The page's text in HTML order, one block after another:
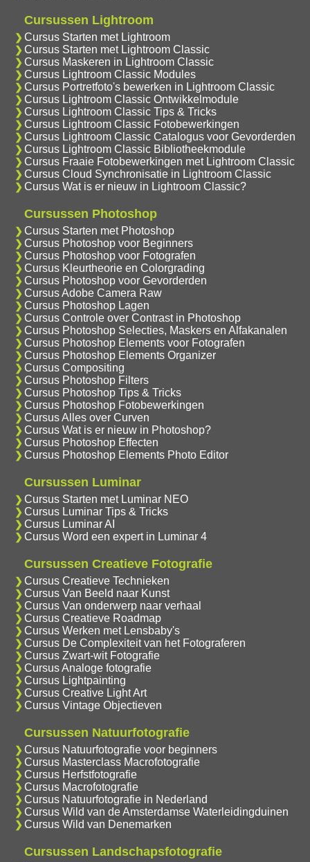
Cursussen Lightroom
Cursus Starten met Lightroom
Cursus Starten met Lightroom Classic
Cursus Maskeren in Lightroom Classic
Cursus Lightroom Classic Modules
Cursus Portretfoto's bewerken in Lightroom Classic
Cursus Lightroom Classic Ontwikkelmodule
Cursus Lightroom Classic Tips & Tricks
Cursus Lightroom Classic Fotobewerkingen
Cursus Lightroom Classic Catalogus voor Gevorderden
Cursus Lightroom Classic Bibliotheekmodule
Cursus Fraaie Fotobewerkingen met Lightroom Classic
Cursus Cloud Synchronisatie in Lightroom Classic
Cursus Wat is er nieuw in Lightroom Classic?
Cursussen Photoshop
Cursus Starten met Photoshop
Cursus Photoshop voor Beginners
Cursus Photoshop voor Fotografen
Cursus Kleurtheorie en Colorgrading
Cursus Photoshop voor Gevorderden
Cursus Adobe Camera Raw
Cursus Photoshop Lagen
Cursus Controle over Contrast in Photoshop
Cursus Photoshop Selecties, Maskers en Alfakanalen
Cursus Photoshop Elements voor Fotografen
Cursus Photoshop Elements Organizer
Cursus Compositing
Cursus Photoshop Filters
Cursus Photoshop Tips & Tricks
Cursus Photoshop Fotobewerkingen
Cursus Alles over Curven
Cursus Wat is er nieuw in Photoshop?
Cursus Photoshop Effecten
Cursus Photoshop Elements Photo Editor
Cursussen Luminar
Cursus Starten met Luminar NEO
Cursus Luminar Tips & Tricks
Cursus Luminar AI
Cursus Word een expert in Luminar 4
Cursussen Creatieve Fotografie
Cursus Creatieve Technieken
Cursus Van Beeld naar Kunst
Cursus Van onderwerp naar verhaal
Cursus Creatieve Roadmap
Cursus Werken met Lensbaby's
Cursus De Complexiteit van het Fotograferen
Cursus Zwart-wit Fotografie
Cursus Analoge fotografie
Cursus Lightpainting
Cursus Creative Light Art
Cursus Vintage Objectieven
Cursussen Natuurfotografie
Cursus Natuurfotografie voor beginners
Cursus Masterclass Macrofotografie
Cursus Herfstfotografie
Cursus Macrofotografie
Cursus Natuurfotografie in Nederland
Cursus Wild van de Amsterdamse Waterleidingduinen
Cursus Wild van Denemarken
Cursussen Landschapsfotografie